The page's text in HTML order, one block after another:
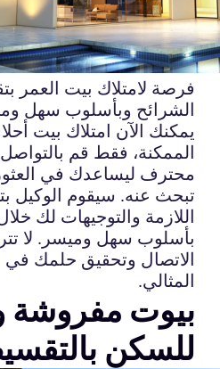
فرصة لامتلاك بيت العمر
الشرائح وبأسلوب سهل
يمكنك الآن امتلاك بيت
الممكنة، فقط قم
محترف ليساعدك في
تبحث عنه. سيقوم الوكيل
اللازمة والتوجيهات لك
بأسلوب سهل وميسر. لا
الاتصال وتحقيق حلمك في
المثالي.
بيوت مفروشة
للسكن